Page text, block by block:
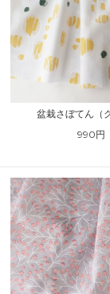
盆栽さぼてん（
990円